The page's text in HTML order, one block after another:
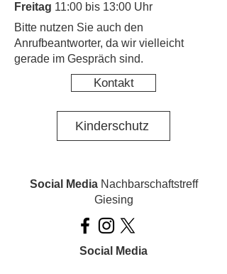
Freitag 11:00 bis 13:00 Uhr
​Bitte nutzen Sie auch den
Anrufbeantworter, da wir vielleicht
gerade im Gespräch sind.
Kontakt
Kinderschutz
Social MediaNachbarschaftstreff
Giesing
Social Media